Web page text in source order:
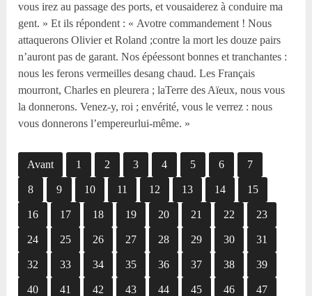
vous irez au passage des ports, et vousaiderez à conduire ma
gent. » Et ils répondent : « Avotre commandement ! Nous
attaquerons Olivier et Roland ;contre la mort les douze pairs
n’auront pas de garant. Nos épéessont bonnes et tranchantes :
nous les ferons vermeilles desang chaud. Les Français
mourront, Charles en pleurera ; laTerre des Aïeux, nous vous
la donnerons. Venez-y, roi ; envérité, vous le verrez : nous
vous donnerons l’empereurlui-même. »
Avant 1 2 3 4 5 6 7
8 9 10 11 12 13 14 15
16 17 18 19 20 21 22 23
24 25 26 27 28 29 30 31
32 33 34 35 36 37 38 39
40 41 42 43 44 45 46 47